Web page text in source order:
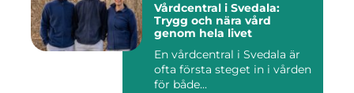
Vårdcentral i Svedala:
Trygg och nära vård
genom hela livet
En vårdcentral i Svedala är
ofta första steget in i vården
för både...